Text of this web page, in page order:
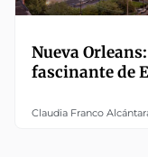
Nueva
fascinante de
Claudia Franco